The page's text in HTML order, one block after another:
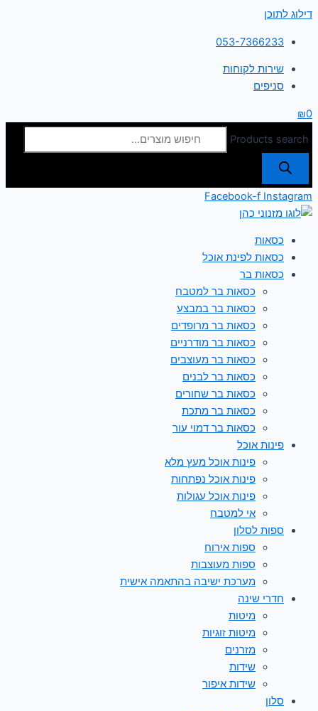
דילוג לתוכן
053-7366233
שירות לקוחות
סניפים
₪0
Products search
Facebook-f Instagram
כסאות
כסאות לפינת אוכל
כסאות בר
כסאות בר למטבח
כסאות בר במבצע
כסאות בר מרופדים
כסאות בר מודרניים
כסאות בר מעוצבים
כסאות בר לבנים
כסאות בר שחורים
כסאות בר מתכת
כסאות בר דמוי עור
פינות אוכל
פינות אוכל מעץ מלא
פינות אוכל נפתחות
פינות אוכל עגולות
אי למטבח
ספות לסלון
ספות אירוח
ספות מעוצבות
מערכת ישיבה בהתאמה אישית
חדרי שינה
מיטות
מיטות זוגיות
מזרנים
שידות
שידות איפור
סלון